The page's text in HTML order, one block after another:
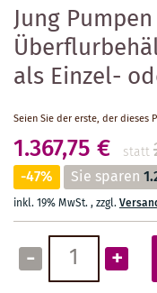
Jung
als Einzel-
Seien Sie der erste, der dieses
1.367,75 € statt
-47% Sie sparen
inkl. 19% MwSt.,zzgl.
- +